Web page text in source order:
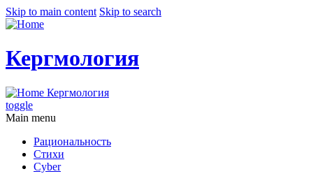
Skip to main content Skip to search
Кергмология
Кергмология
toggle
Main menu
Рациональность
Стихи
Cyber